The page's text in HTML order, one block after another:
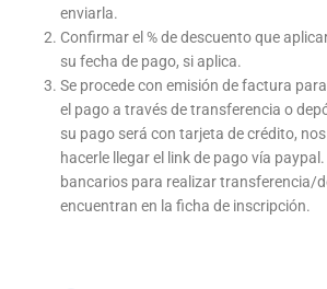
enviarla.
Confirmar el % de descuento que
su fecha de pago, si aplica.
Se procede con emisión de factura
el pago a través de transferencia o
su pago será con tarjeta de crédito,
hacerle llegar el link de pago vía
bancarios para realizar transferencia/
encuentran en la ficha de inscripción.